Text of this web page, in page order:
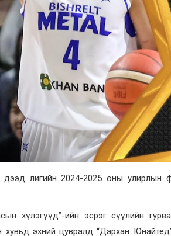
дээд лигийн 2024-2025 оны улирлын
хүлэгүүд”-ийн эсрэг сүүлийн
хувьд эхний цувралд “Дархан